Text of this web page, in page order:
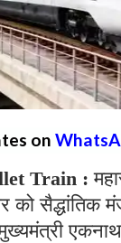
on
Train :
को सैद्धांतिक